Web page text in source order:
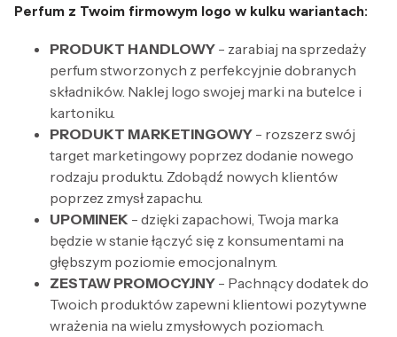
Perfum z Twoim firmowym logo w kulku wariantach:
PRODUKT HANDLOWY - zarabiaj na sprzedaży
perfum stworzonych z perfekcyjnie dobranych
składników. Naklej logo swojej marki na butelce i
kartoniku.
PRODUKT MARKETINGOWY - rozszerz swój
target marketingowy poprzez dodanie nowego
rodzaju produktu. Zdobądź nowych klientów
poprzez zmysł zapachu.
UPOMINEK - dzięki zapachowi, Twoja marka
będzie w stanie łączyć się z konsumentami na
głębszym poziomie emocjonalnym.
ZESTAW PROMOCYJNY - Pachnący dodatek do
Twoich produktów zapewni klientowi pozytywne
wrażenia na wielu zmysłowych poziomach.